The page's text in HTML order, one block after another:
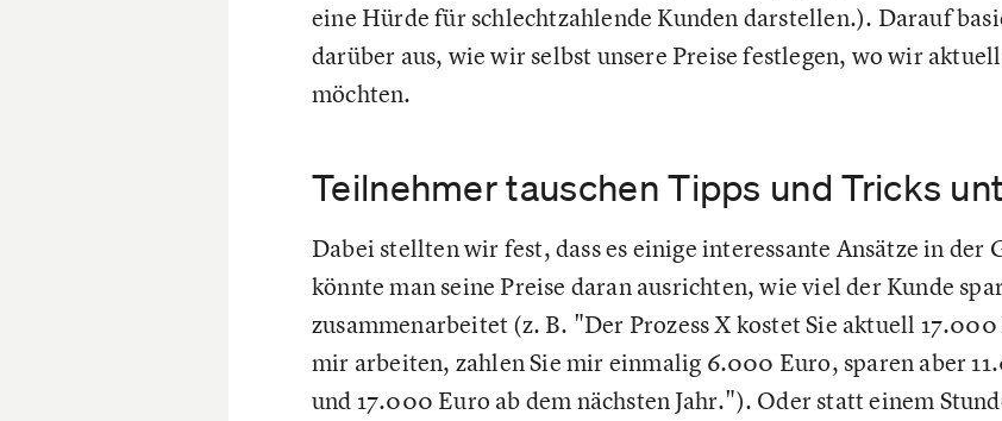
eine Hürde für schlechtzahlende Kunden darstellen.). Darauf
darüber aus, wie wir selbst unsere Preise festlegen, wo wir
möchten.
Teilnehmer tauschen Tipps und Tricks
Dabei stellten wir fest, dass es einige interessante Ansätze in der
könnte man seine Preise daran ausrichten, wie viel der Kunde
zusammenarbeitet (z. B. "Der Prozess X kostet Sie aktuell
mir arbeiten, zahlen Sie mir einmalig 6.000 Euro, sparen aber
und 17.000 Euro ab dem nächsten Jahr."). Oder statt einem